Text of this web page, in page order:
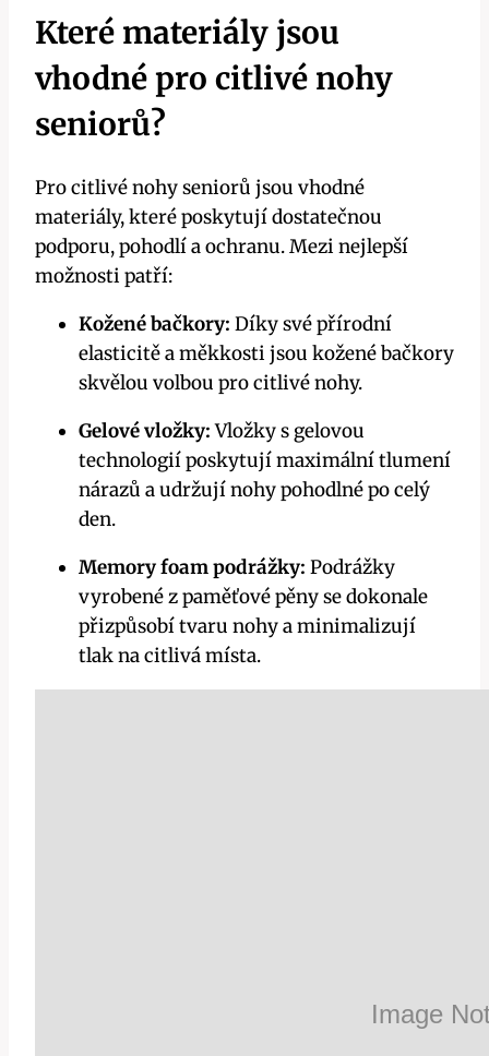
Které materiály jsou
vhodné pro citlivé nohy
seniorů?
Pro citlivé nohy seniorů jsou vhodné
materiály, které poskytují dostatečnou
podporu, pohodlí a ochranu. Mezi nejlepší
možnosti patří:
Kožené bačkory: Díky své přírodní
elasticitě a měkkosti jsou kožené bačkory
skvělou volbou pro citlivé nohy.
Gelové vložky:Vložky s gelovou
technologií poskytují maximální tlumení
nárazů a udržují nohy pohodlné po celý
den.
Memory foam podrážky: Podrážky
vyrobené z paměťové pěny se dokonale
přizpůsobí tvaru nohy a minimalizují
tlak na citlivá místa.